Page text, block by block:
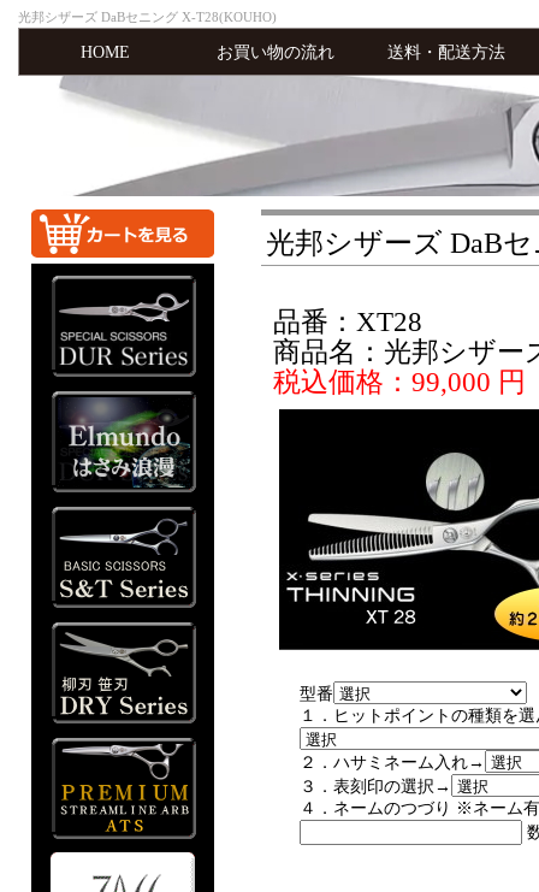
光邦シザーズ DaBセニング X-T28(KOUHO)
HOME お買い物の流れ 送料・配送方法
光邦シザーズ DaB
品番：XT28
商品名：光邦シザー
税込価格：99,000 円